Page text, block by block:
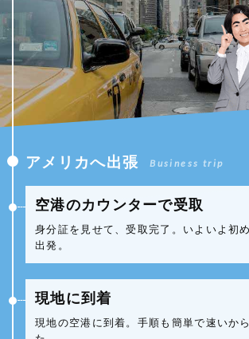
アメリカへ出張 Business trip
空港のカウンターで受取
身分証を見せて、受取完了。いよいよ初
出発。
現地に到着
現地の空港に到着。手順も簡単で速いか